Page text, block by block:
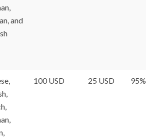
and
100 USD 25 USD 95%